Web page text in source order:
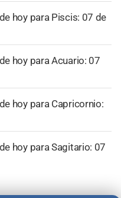
hoy para Piscis: 07 de
hoy para Acuario: 07
hoy para Capricornio:
hoy para Sagitario: 07